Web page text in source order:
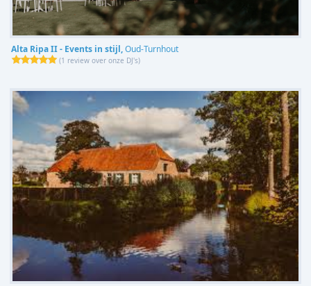
Alta Ripa II - Events in stijl,Oud-Turnhout
(1 review over onze DJ's)